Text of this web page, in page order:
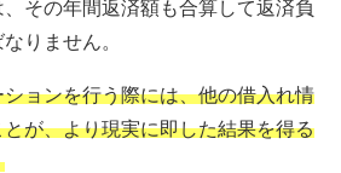
その年間返済額も合算して返済負
りません。
ョンを行う際には、他の借入れ情
が、より現実に即した結果を得る